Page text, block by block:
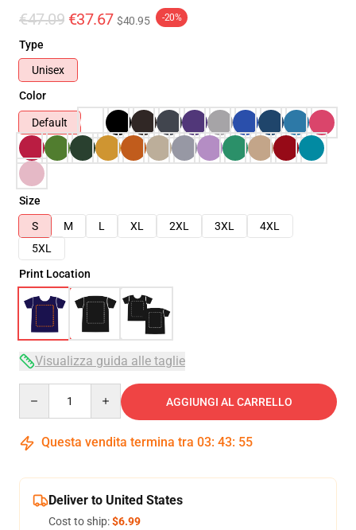
€47.09 €37.67 $40.95 -20%
Type
Unisex
Color
Default
Size
S
M L XL 2XL 3XL
4XL
5XL
Print Location
Visualizza guida alle taglie
AGGIUNGI AL CARRELLO
Questa vendita termina tra 03: 43: 54
Deliver to United States
Cost to ship:$6.99